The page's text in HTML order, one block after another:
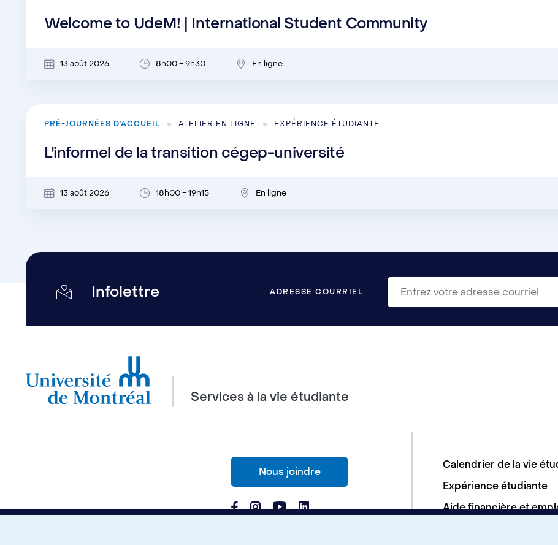
Welcome to UdeM! | International Student Community
13 août 2026 8h00 - 9h30 En ligne
PRÉ-JOURNÉES D'ACCUEIL ATELIER EN LIGNE EXPÉRIENCE ÉTUDIANTE
L'informel de la transition cégep-université
13 août 2026 18h00 - 19h15 En ligne
Infolettre ADRESSE COURRIEL
Services à la vie étudiante
Nous joindre
Calendrier de la vie
Expérience étudiante
Aide financière et